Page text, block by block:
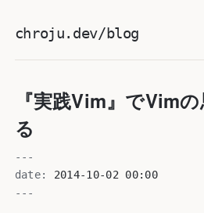
chroju.dev/blog
『実践Vim』でVim
る
---
date:
2014-10-02 00:00
---